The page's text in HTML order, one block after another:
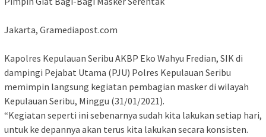
Jakarta, Gramediapost.com
Kapolres Kepulauan Seribu AKBP Eko Wahyu Fredian, SIK di
dampingi Pejabat Utama (PJU) Polres Kepulauan Seribu
memimpin langsung kegiatan pembagian masker di wilayah
Kepulauan Seribu, Minggu (31/01/2021).
“Kegiatan seperti ini sebenarnya sudah kita lakukan setiap hari,
untuk ke depannya akan terus kita lakukan secara konsisten.